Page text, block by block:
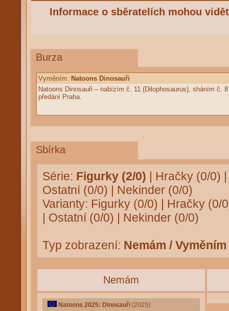
Informace o sběratelích mohou
Burza
Vyměním: Natoons Dinosauři
Natoons Dinosauři – nabízím č. 11 (Dilophosaurus), sháním č.
předání Praha.
Sbírka
Série: Figurky (2/0) | Hračky (0/0)
Ostatní (0/0) | Nekinder (0/0)
Varianty: Figurky (0/0) | Hračky (0/
| Ostatní (0/0) | Nekinder (0/0)
Typ zobrazení: Nemám / Vyměním
Nemám
Natoons 2025: Dinosauři (2025)